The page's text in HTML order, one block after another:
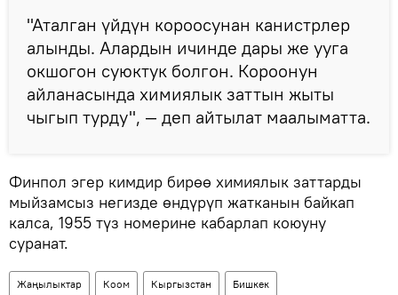
"Аталган үйдүн короосунан канистрлер
алынды. Алардын ичинде дары же ууга
окшогон суюктук болгон. Короонун
айланасында химиялык заттын жыты
чыгып турду", — деп айтылат маалыматта.
Финпол эгер кимдир бирөө химиялык заттарды
мыйзамсыз негизде өндүрүп жатканын байкап
калса, 1955 түз номерине кабарлап коюуну
суранат.
Жаңылыктар Коом Кыргызстан Бишкек